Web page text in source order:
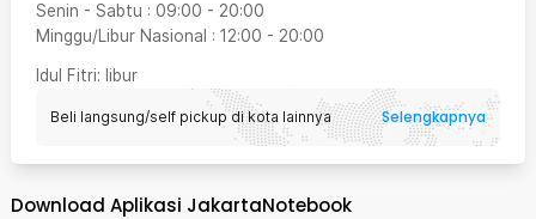
Senin - Sabtu : 09:00 - 20:00
Minggu/Libur Nasional : 12:00 - 20:00
Idul Fitri: libur
Beli langsung/self pickup di kota lainnya Selengkapnya
Download Aplikasi JakartaNotebook